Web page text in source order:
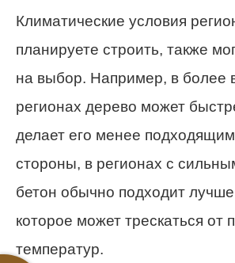
Климатические условия
планируете строить, также
на выбор. Например, в более
регионах дерево может
делает его менее
стороны, в регионах с
бетон обычно подходит
которое может трескаться от
температур.